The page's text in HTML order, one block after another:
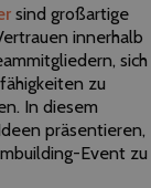
sind großartige
innerhalb
sich
zu
In diesem
präsentieren,
Event zu